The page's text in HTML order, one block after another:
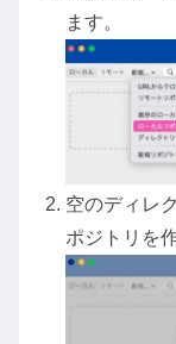
ます。
空のディレ
ポジトリを